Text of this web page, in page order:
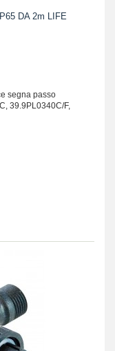
DA 2m LIFE
segna passo
39.9PL0340C/F,